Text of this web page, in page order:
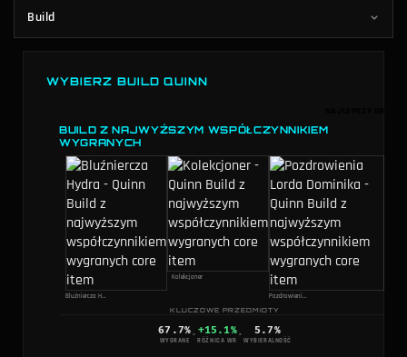
Build
WYBIERZ BUILD QUINN
NAJLEPSZY WR
BUILD Z NAJWYŻSZYM WSPÓŁCZYNNIKIEM
WYGRANYCH
Bluźniercza Hydra
Kolekcjoner
Pozdrowienia Lorda Dominika
KLUCZOWE PRZEDMIOTY
67.7%
WYGRANE · +15.1%
RÓŻNICA WR· 5.7%
WYBIERALNOŚĆ